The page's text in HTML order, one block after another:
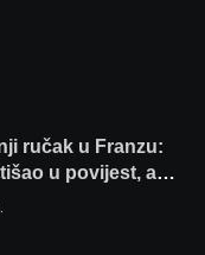
ručak u Franzu:
u povijest, a
veliko